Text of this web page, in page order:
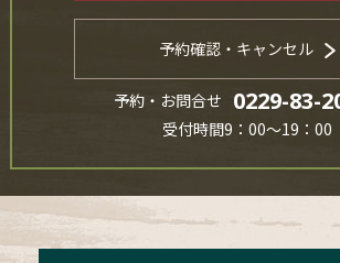
予約確認・キャンセル
予約・お問合せ 0229-83-
受付時間9：00～19：00